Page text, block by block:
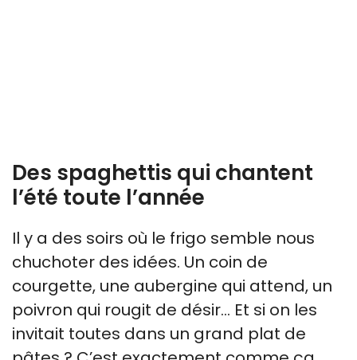
Des spaghettis qui chantent
l’été toute l’année
Il y a des soirs où le frigo semble nous
chuchoter des idées. Un coin de
courgette, une aubergine qui attend, un
poivron qui rougit de désir… Et si on les
invitait toutes dans un grand plat de